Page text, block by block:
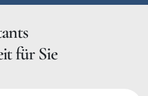
für Sie